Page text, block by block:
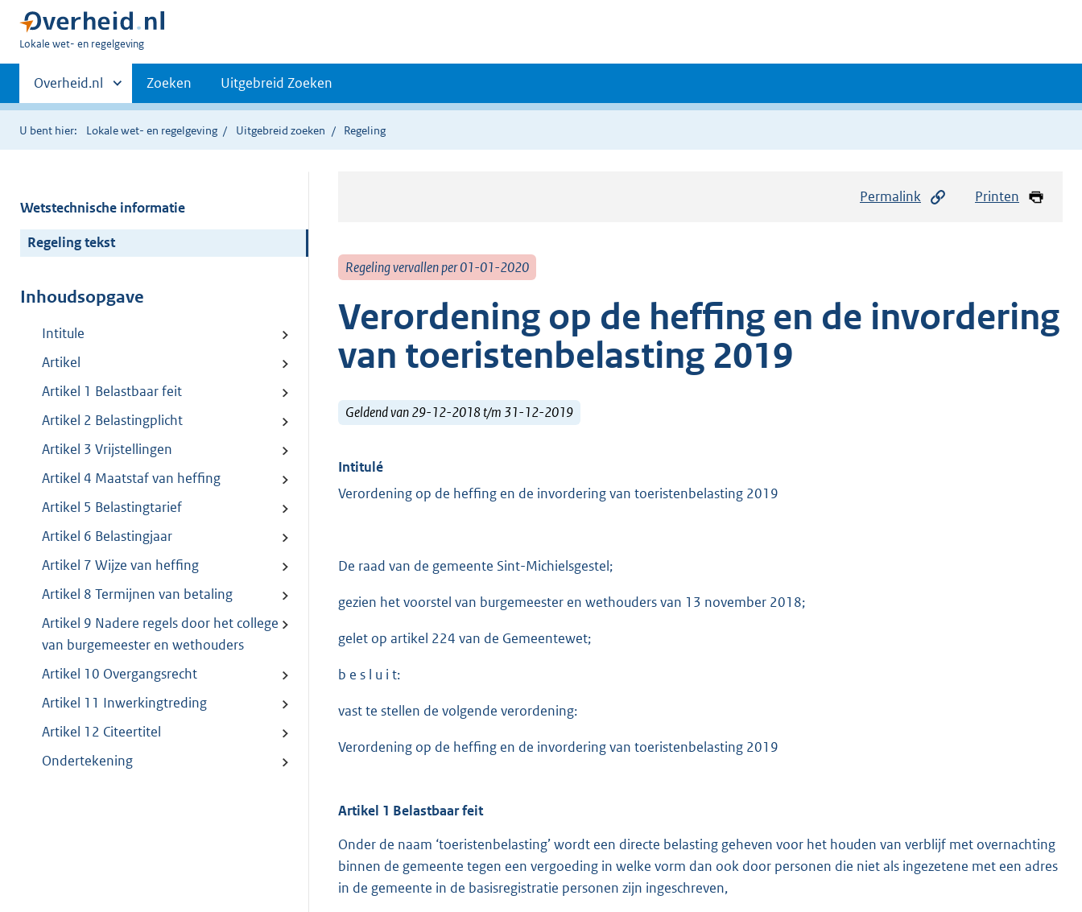
U
hier:
Lokale wet- en regelgeving
Primaire
navigatie
Andere
sites
binnen
Overheid.nl Zoeken Uitgebreid Zoeken
U bent hier: Lokale wet- en regelgeving Uitgebreid zoeken Regeling
Wetstechnische informatie
Regeling tekst
Inhoudsopgave
Intitule
Artikel
Artikel 1 Belastbaar feit
Artikel 2 Belastingplicht
Artikel 3 Vrijstellingen
Artikel 4 Maatstaf van heffing
Artikel 5 Belastingtarief
Artikel 6 Belastingjaar
Artikel 7 Wijze van heffing
Artikel 8 Termijnen van betaling
Artikel 9 Nadere regels door het college
van burgemeester en wethouders
Artikel 10 Overgangsrecht
Artikel 11 Inwerkingtreding
Artikel 12 Citeertitel
Ondertekening
Permalink Printen
Regeling vervallen per 01-01-2020
Verordening op de heffing en de invordering
van toeristenbelasting 2019
Geldend van 29-12-2018 t/m 31-12-2019
Intitulé
Verordening op de heffing en de invordering van toeristenbelasting 2019
De raad van de gemeente Sint-Michielsgestel;
gezien het voorstel van burgemeester en wethouders van 13 november 2018;
gelet op artikel 224 van de Gemeentewet;
b e s l u i t:
vast te stellen de volgende verordening:
Verordening op de heffing en de invordering van toeristenbelasting 2019
Artikel 1 Belastbaar feit
Onder de naam ‘toeristenbelasting’ wordt een directe belasting geheven voor het houden van verblijf met overnachting
binnen de gemeente tegen een vergoeding in welke vorm dan ook door personen die niet als ingezetene met een adres
in de gemeente in de basisregistratie personen zijn ingeschreven,